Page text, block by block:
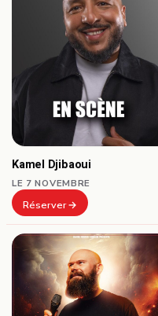
Kamel Djibaoui
LE 7 NOVEMBRE
Réserver